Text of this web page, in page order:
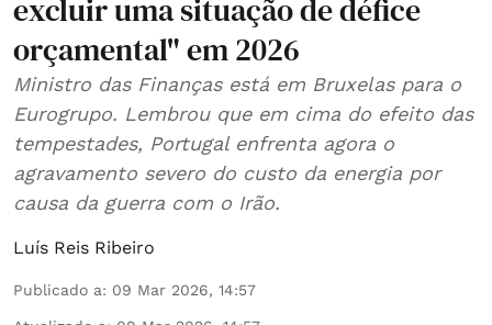
excluir uma situação de défice
orçamental" em 2026
Ministro das Finanças está em Bruxelas para o
Eurogrupo. Lembrou que em cima do efeito das
tempestades, Portugal enfrenta agora o
agravamento severo do custo da energia por
causa da guerra com o Irão.
Luís Reis Ribeiro
Publicado a: 09 Mar 2026, 14:57